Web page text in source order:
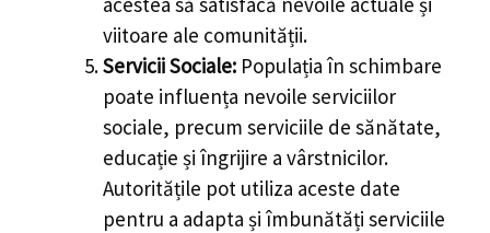
viitoare ale comunității.
Servicii Sociale: Populația în schimbare
poate influența nevoile serviciilor
sociale, precum serviciile de sănătate,
educație și îngrijire a vârstnicilor.
Autoritățile pot utiliza aceste date
pentru a adapta și îmbunătăți serviciile